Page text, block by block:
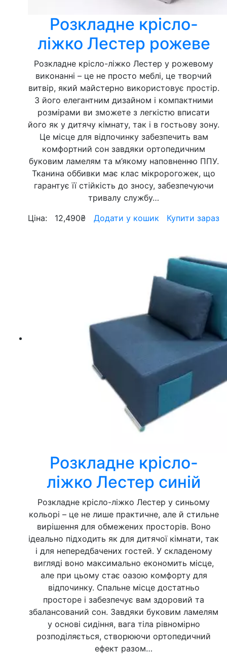
Розкладне крісло-
ліжко Лестер рожеве
Розкладне крісло-ліжко Лестер у рожевому
виконанні – це не просто меблі, це творчий
витвір, який майстерно використовує простір.
З його елегантним дизайном і компактними
розмірами ви зможете з легкістю вписати
його як у дитячу кімнату, так і в гостьову зону.
Це місце для відпочинку забезпечить вам
комфортний сон завдяки ортопедичним
буковим ламелям та м’якому наповненню ППУ.
Тканина оббивки має клас мікророгожек, що
гарантує її стійкість до зносу, забезпечуючи
тривалу службу…
Ціна:
12,490₴ Додати у кошик Купити зараз
Розкладне крісло-
ліжко Лестер синій
Розкладне крісло-ліжко Лестер у синьому
кольорі – це не лише практичне, але й стильне
вирішення для обмежених просторів. Воно
ідеально підходить як для дитячої кімнати, так
і для непередбачених гостей. У складеному
вигляді воно максимально економить місце,
але при цьому стає оазою комфорту для
відпочинку. Спальне місце достатньо
просторе і забезпечує вам здоровий та
збалансований сон. Завдяки буковим ламелям
у основі сидіння, вага тіла рівномірно
розподіляється, створюючи ортопедичний
ефект разом…